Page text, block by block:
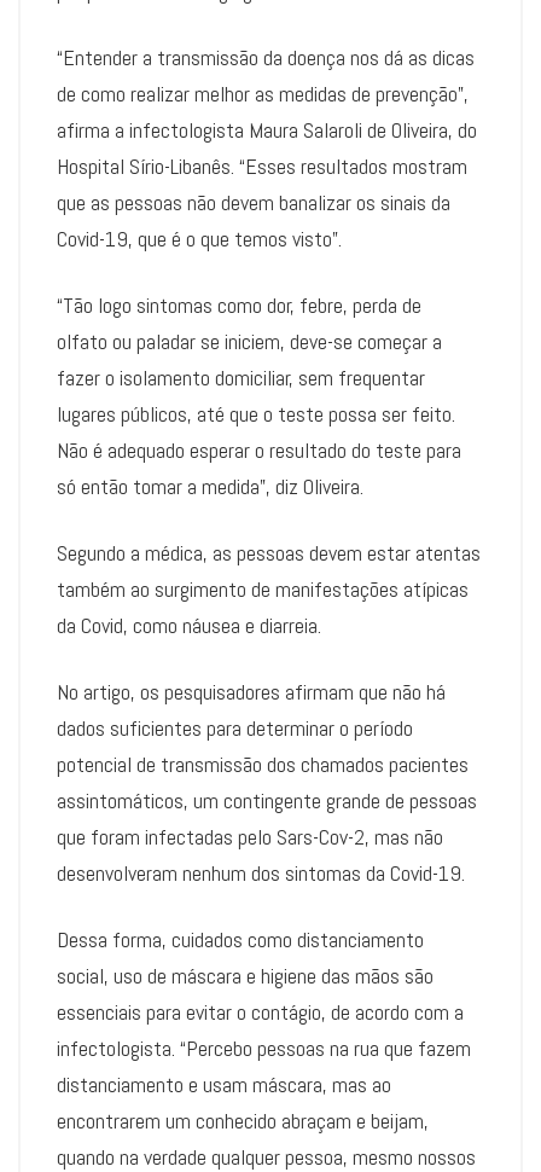
“Entender a transmissão da doença nos dá as dicas
de como realizar melhor as medidas de prevenção”,
afirma a infectologista Maura Salaroli de Oliveira, do
Hospital Sírio-Libanês. “Esses resultados mostram
que as pessoas não devem banalizar os sinais da
Covid-19, que é o que temos visto”.
“Tão logo sintomas como dor, febre, perda de
olfato ou paladar se iniciem, deve-se começar a
fazer o isolamento domiciliar, sem frequentar
lugares públicos, até que o teste possa ser feito.
Não é adequado esperar o resultado do teste para
só então tomar a medida”, diz Oliveira.
Segundo a médica, as pessoas devem estar atentas
também ao surgimento de manifestações atípicas
da Covid, como náusea e diarreia.
No artigo, os pesquisadores afirmam que não há
dados suficientes para determinar o período
potencial de transmissão dos chamados pacientes
assintomáticos, um contingente grande de pessoas
que foram infectadas pelo Sars-Cov-2, mas não
desenvolveram nenhum dos sintomas da Covid-19.
Dessa forma, cuidados como distanciamento
social, uso de máscara e higiene das mãos são
essenciais para evitar o contágio, de acordo com a
infectologista. “Percebo pessoas na rua que fazem
distanciamento e usam máscara, mas ao
encontrarem um conhecido abraçam e beijam,
quando na verdade qualquer pessoa, mesmo nossos